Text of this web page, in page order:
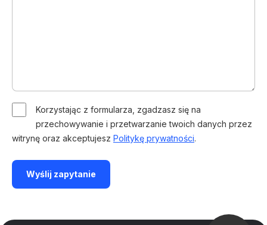
Korzystając z formularza, zgadzasz się na
przechowywanie i przetwarzanie twoich danych przez
witrynę oraz akceptujesz Politykę prywatności.